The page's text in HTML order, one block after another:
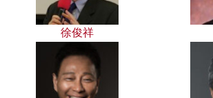
徐俊祥